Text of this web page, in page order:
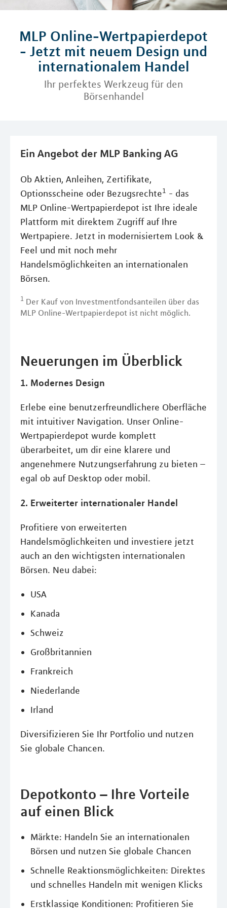
MLP Online-Wertpapierdepot
- Jetzt mit neuem Design und
internationalem Handel
Ihr perfektes Werkzeug für den
Börsenhandel
Ein Angebot der MLP Banking AG
Ob Aktien, Anleihen, Zertifikate,
Optionsscheine oder Bezugsrechte1 - das
MLP Online-Wertpapierdepot ist Ihre ideale
Plattform mit direktem Zugriff auf Ihre
Wertpapiere. Jetzt in modernisiertem Look &
Feel und mit noch mehr
Handelsmöglichkeiten an internationalen
Börsen.
1 Der Kauf von Investmentfondsanteilen über das
MLP Online-Wertpapierdepot ist nicht möglich.
Neuerungen im Überblick
1. Modernes Design
Erlebe eine benutzerfreundlichere Oberfläche
mit intuitiver Navigation. Unser Online-
Wertpapierdepot wurde komplett
überarbeitet, um dir eine klarere und
angenehmere Nutzungserfahrung zu bieten –
egal ob auf Desktop oder mobil.
2. Erweiterter internationaler Handel
Profitiere von erweiterten
Handelsmöglichkeiten und investiere jetzt
auch an den wichtigsten internationalen
Börsen. Neu dabei:
USA
Kanada
Schweiz
Großbritannien
Frankreich
Niederlande
Irland
Diversifizieren Sie Ihr Portfolio und nutzen
Sie globale Chancen.
Depotkonto – Ihre Vorteile
auf einen Blick
Märkte: Handeln Sie an internationalen
Börsen und nutzen Sie globale Chancen
Schnelle Reaktionsmöglichkeiten: Direktes
und schnelles Handeln mit wenigen Klicks
Erstklassige Konditionen: Profitieren Sie